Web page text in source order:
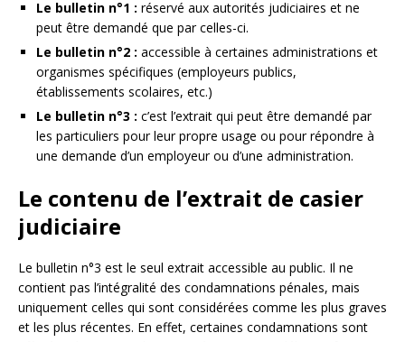
Le bulletin n°1 : réservé aux autorités judiciaires et ne
peut être demandé que par celles-ci.
Le bulletin n°2 : accessible à certaines administrations et
organismes spécifiques (employeurs publics,
établissements scolaires, etc.)
Le bulletin n°3 : c’est l’extrait qui peut être demandé par
les particuliers pour leur propre usage ou pour répondre à
une demande d’un employeur ou d’une administration.
Le contenu de l’extrait de casier
judiciaire
Le bulletin n°3 est le seul extrait accessible au public. Il ne
contient pas l’intégralité des condamnations pénales, mais
uniquement celles qui sont considérées comme les plus graves
et les plus récentes. En effet, certaines condamnations sont